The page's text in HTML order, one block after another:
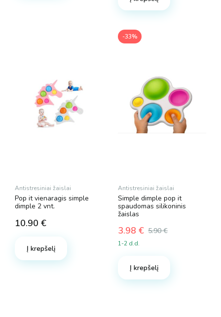
Antistresiniai žaislai
Pop it vienaragis simple
dimple 2 vnt.
10.90 €
Į krepšelį
-33%
Antistresiniai žaislai
Simple dimple pop it
spaudomas silikoninis
žaislas
5.90€
Original
price
5.90 €.
3.98 €
Current
price
3.98 €.
1-2 d.d.
Į krepšelį